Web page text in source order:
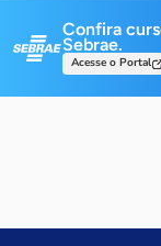
Confira
Sebrae.
Acesse o Portal